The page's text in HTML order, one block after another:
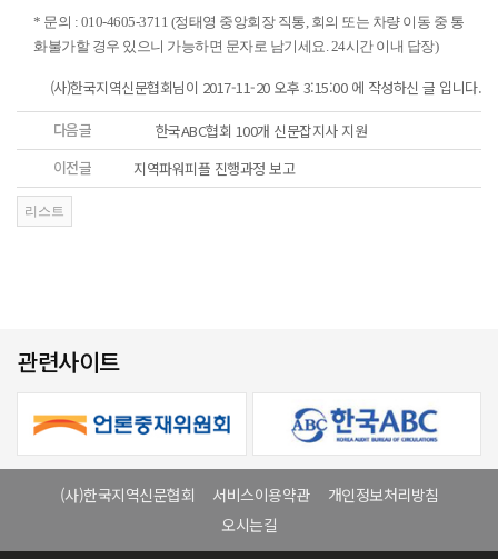
* 문의 : 010-4605-3711 (정태영 중앙회장 직통, 회의 또는 차량 이동 중 통
화불가할 경우 있으니 가능하면 문자로 남기세요. 24시간 이내 답장)
(사)한국지역신문협회님이 2017-11-20 오후 3:15:00 에 작성하신 글 입니다.
다음글
한국ABC협회 100개 신문잡지사 지원
이전글
지역파워피플 진행과정 보고
관련사이트
(사)한국지역신문협회 서비스이용약관
개인정보처리방침
오시는길